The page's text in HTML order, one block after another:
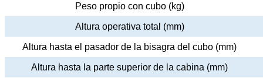
Peso propio con cubo (kg)
Altura operativa total (mm)
Altura hasta el pasador de la bisagra del cubo (mm)
Altura hasta la parte superior de la cabina (mm)